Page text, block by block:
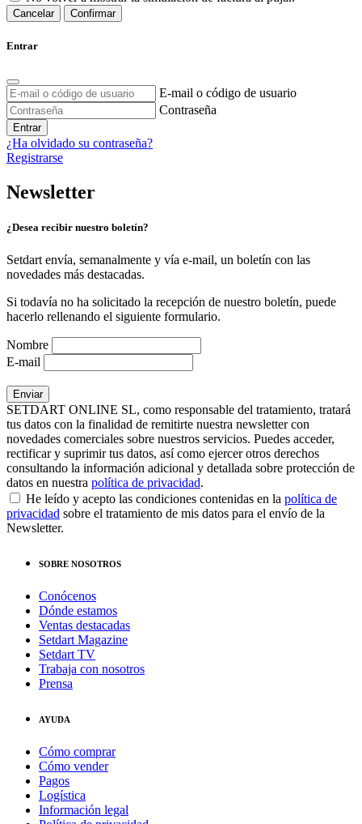
Cancelar Confirmar
Entrar
E-mail o código de usuario
Contraseña
Entrar
¿Ha olvidado su contraseña?
Registrarse
Newsletter
¿Desea recibir nuestro boletín?
Setdart envía, semanalmente y vía e-mail, un boletín con las
novedades más destacadas.
Si todavía no ha solicitado la recepción de nuestro boletín, puede
hacerlo rellenando el siguiente formulario.
Nombre
E-mail
SETDART ONLINE SL, como responsable del tratamiento, tratará
tus datos con la finalidad de remitirte nuestra newsletter con
novedades comerciales sobre nuestros servicios. Puedes acceder,
rectificar y suprimir tus datos, así como ejercer otros derechos
consultando la información adicional y detallada sobre protección de
datos en nuestra política de privacidad.
He leído y acepto las condiciones contenidas en la política de
privacidad sobre el tratamiento de mis datos para el envío de la
Newsletter.
SOBRE NOSOTROS
Conócenos
Dónde estamos
Ventas destacadas
Setdart Magazine
Setdart TV
Trabaja con nosotros
Prensa
AYUDA
Cómo comprar
Cómo vender
Pagos
Logística
Información legal